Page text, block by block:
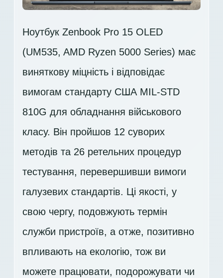
Ноутбук Zenbook Pro 15 OLED
(UM535, AMD Ryzen 5000 Series) має
виняткову міцність і відповідає
вимогам стандарту США MIL-STD
810G для обладнання військового
класу. Він пройшов 12 суворих
методів та 26 ретельних процедур
тестування, перевершивши вимоги
галузевих стандартів. Ці якості, у
свою чергу, подовжують термін
служби пристроїв, а отже, позитивно
впливають на екологію, тож ви
можете працювати, подорожувати чи